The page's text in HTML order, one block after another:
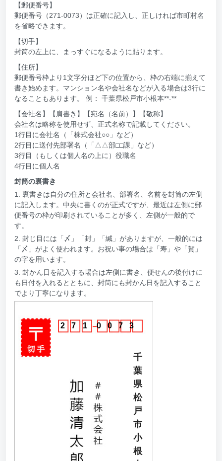
【郵便番号】
郵便番号（271-0073）は正確に記入し、正しければ市町村名
を省略できます。
【切手】
封筒の左上に、まっすぐになるように貼ります。
【住所】
郵便番号枠より1文字分ほど下の位置から、枠の右端に揃えて
書き始めます。マンション名や会社名などが入る場合は3行に
なることもあります。 例： 千葉県松戸市小根本**-**
【会社名】【肩書き】【宛名（名前）】【敬称】
会社名は略称を使用せず、正式名称で記載してください。
1行目に会社名（「株式会社○○」など）
2行目に送付先部署名（「△△部□□課」など）
3行目（もしくは個人名の上に）役職名
4行目に個人名
封筒の裏書き
1. 裏書きは自分の住所と会社名、部署名、名前を封筒の左側
に記入します。中央に書くのが正式ですが、最近は左側に郵
便番号の枠が印刷されていることが多く、左側が一般的で
す。
2. 封じ目には「〆」「封」「緘」がありますが、一般的には
「〆」がよく使われます。お祝い事の場合は「寿」や「賀」
の字を用います。
3. 封かん日を記入する場合は左側に書き、便せんの後付けに
も日付を入れるとともに、封筒にも封かん日を記入すること
でより丁寧になります。
2 7 1 0 0 7 3
千
葉
県
松
戸
市
小
根